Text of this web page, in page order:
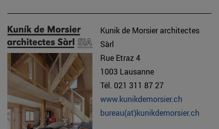
Kunik de Morsier architectes
Sàrl
Rue Etraz 4
1003 Lausanne
Tél. 021 311 87 27
www.kunikdemorsier.ch
bureau(at)kunikdemorsier.ch